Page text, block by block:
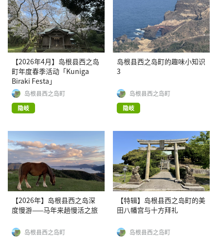
【2026年4月】岛根县西之岛
町年度春季活动「Kuniga
Biraki Festa」
岛根县西之岛町
隐岐
岛根县西之岛町的趣味小知识
3
岛根县西之岛町
隐岐
【2026年】岛根县西之岛深
度慢游——马年来趟慢活之旅
岛根县西之岛町
【特辑】岛根县西之岛町的美
田八幡宫与十方拜礼
岛根县西之岛町